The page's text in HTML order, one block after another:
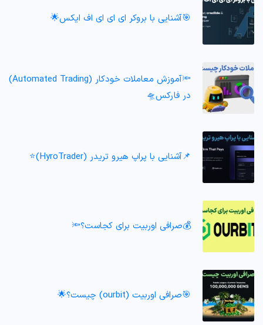
🎯آشنایی با بروکر ای ای ای اف ایکس🌟
🔦آموزش معاملات خودکار (Automated Trading)
در فارکس🛸
📌آشنایی با پراپ هیرو تریدر (HyroTrader)⭐️
💰صرافی اوربیت برای کجاست؟🔦
🎯صرافی اوربیت (ourbit) چیست؟🌟